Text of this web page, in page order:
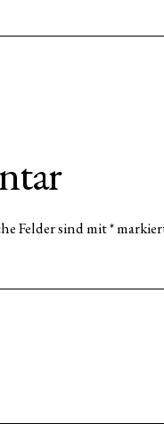
Felder sind mit*